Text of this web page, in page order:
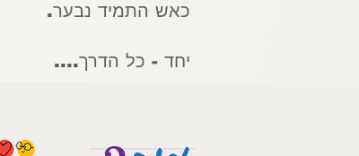
כאש התמיד נבער.
יחד - כל הדרך....